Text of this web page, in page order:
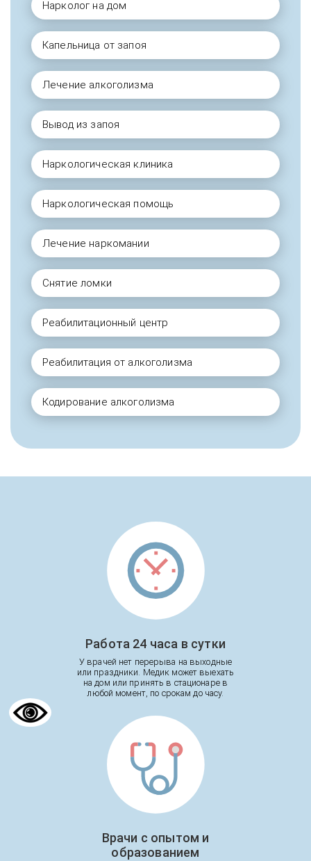
Нарколог на дом
Капельница от запоя
Лечение алкоголизма
Вывод из запоя
Наркологическая клиника
Наркологическая помощь
Лечение наркомании
Снятие ломки
Реабилитационный центр
Реабилитация от алкоголизма
Кодирование алкоголизма
Работа 24 часа в сутки
У врачей нет перерыва на выходные
или праздники. Медик может выехать
на дом или принять в стационаре в
любой момент, по срокам до часу.
Врачи с опытом и
образованием